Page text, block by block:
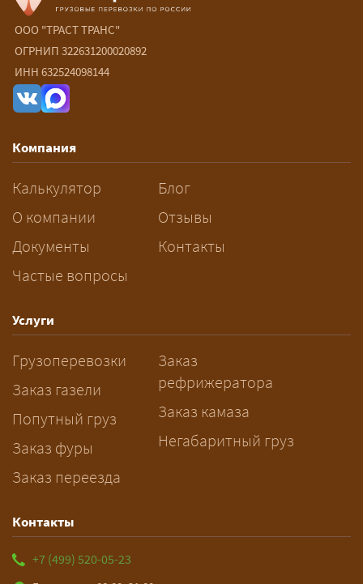
Сколько стоит перевозка
негабарита?
— От 90 ₽/км. Точная стоимость
рассчитывается индивидуально:
влияют габариты и вес груза,
разрешений и машин
сопровождения.
За сколько дней заказывать
перевозку негабарита?
— Заранее: только оформление
рабочих дней. Оставьте заявку
заблаговременно — логист
рассчитает маршрут и запустит
подготовку документов.
ООО "ТРАСТ ТРАНС"
ОГРНИП 322631200020892
ИНН 632524098144
Компания
Калькулятор
О компании
Документы
Частые вопросы
Блог
Отзывы
Контакты
Услуги
Грузоперевозки
Заказ газели
Попутный груз
Заказ фуры
Заказ переезда
Заказ
рефрижератора
Заказ камаза
Негабаритный груз
Контакты
+7 (499) 520-05-23